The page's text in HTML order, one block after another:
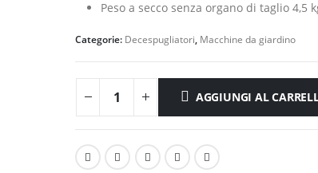
249,50 €.165,00 €.
Peso a secco senza organo di taglio 4,5
Categorie: Decespugliatori, Macchine da giardino
AGGIUNGI AL